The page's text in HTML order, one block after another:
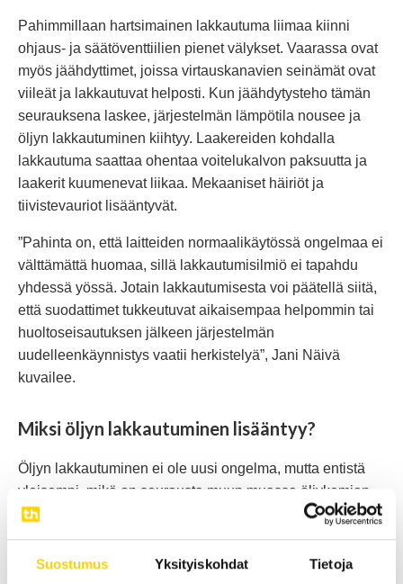
Suostumus Yksityiskohdat Tietoja
Pahimmillaan hartsimainen lakkautuma liimaa kiinni
ohjaus- ja säätöventtiilien pienet välykset. Vaarassa ovat
myös jäähdyttimet, joissa virtauskanavien seinämät ovat
viileät ja lakkautuvat helposti. Kun jäähdytysteho tämän
seurauksena laskee, järjestelmän lämpötila nousee ja
öljyn lakkautuminen kiihtyy. Laakereiden kohdalla
lakkautuma saattaa ohentaa voitelukalvon paksuutta ja
laakerit kuumenevat liikaa. Mekaaniset häiriöt ja
tiivistevauriot lisääntyvät.
”Pahinta on, että laitteiden normaalikäytössä ongelmaa ei
välttämättä huomaa, sillä lakkautumisilmiö ei tapahdu
yhdessä yössä. Jotain lakkautumisesta voi päätellä siitä,
että suodattimet tukkeutuvat aikaisempaa helpommin tai
huoltoseisautuksen jälkeen järjestelmän
uudelleenkäynnistys vaatii herkistelyä”, Jani Näivä
kuvailee.
Miksi öljyn lakkautuminen lisääntyy?
Öljyn lakkautuminen ei ole uusi ongelma, mutta entistä
yleisempi, mikä on seurausta muun muassa öljykemian
muutoksesta. Nykyään pyritään tuottamaan
ympäristöystävällisempiä voitelu- ja hydrauliöljyjä. Uudet
öljyt ovat tasalaatuisia ja pitkälle jalostettuja. Valitettavasti